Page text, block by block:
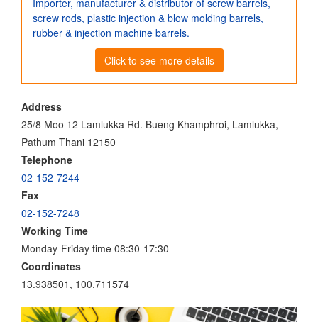
Importer, manufacturer & distributor of screw barrels,
screw rods, plastic injection & blow molding barrels,
rubber & injection machine barrels.
Click to see more details
Address
25/8 Moo 12 Lamlukka Rd. Bueng Khamphroi, Lamlukka,
Pathum Thani 12150
Telephone
02-152-7244
Fax
02-152-7248
Working Time
Monday-Friday time 08:30-17:30
Coordinates
13.938501, 100.711574